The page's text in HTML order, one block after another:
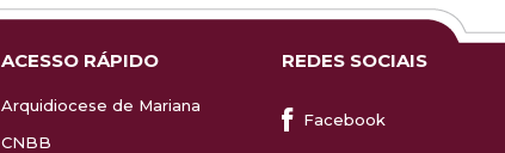
ACESSO RÁPIDO
Arquidiocese de Mariana
CNBB
REDES SOCIAIS
Facebook